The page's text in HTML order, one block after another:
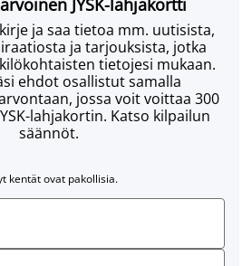
ja saa tietoa mm. uutisista,
ja tarjouksista, jotka
tietojesi mukaan.
ehdot osallistut samalla
jossa voit voittaa 300
lahjakortin. Katso kilpailun
säännöt.
kentät ovat pakollisia.